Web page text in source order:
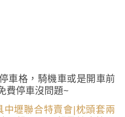
車格，騎機車或是開車前
費停車沒問題~